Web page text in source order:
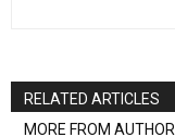
RELATED ARTICLES
MORE FROM AUTHOR